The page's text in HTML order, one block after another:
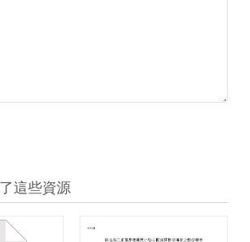
成
國
這些資源